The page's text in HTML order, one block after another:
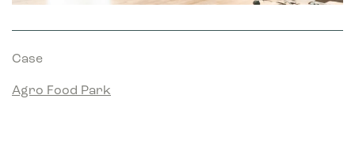
Case
Agro Food Park